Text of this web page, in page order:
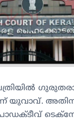
യുവാവ്.